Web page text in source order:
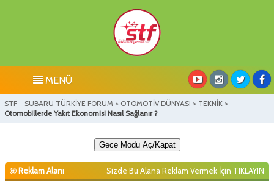
MENÜ
STF - SUBARU TÜRKİYE FORUM > OTOMOTİV DÜNYASI > TEKNİK >
Otomobillerde Yakıt Ekonomisi Nasıl Sağlanır ?
Gece Modu Aç/Kapat
Reklam Alanı Sizde Bu Alana Reklam Vermek İçin TIKLAYIN